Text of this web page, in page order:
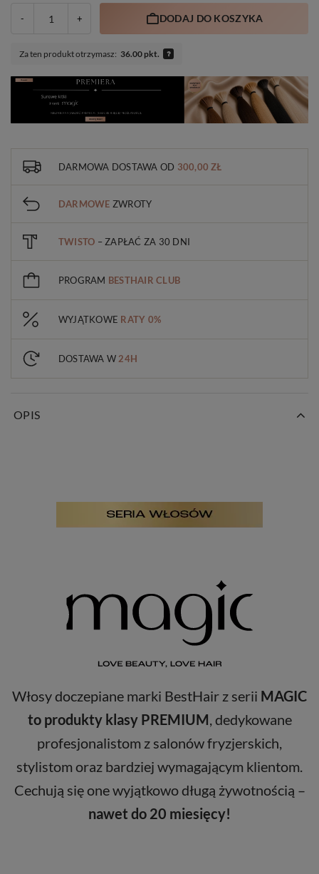
- + DODAJ DO KOSZYKA
Za ten produkt otrzymasz: 36.00 pkt.
DARMOWA DOSTAWA OD 300,00 ZŁ
DARMOWE ZWROTY
TWISTO – ZAPŁAĆ ZA 30 DNI
PROGRAM BESTHAIR CLUB
WYJĄTKOWE RATY 0%
DOSTAWA W 24H
OPIS
Włosy doczepiane marki BestHair z serii MAGIC
to produkty klasy PREMIUM , dedykowane
profesjonalistom z salonów fryzjerskich,
stylistom oraz bardziej wymagającym klientom.
Cechują się one wyjątkowo długą żywotnością –
nawet do 20 miesięcy!